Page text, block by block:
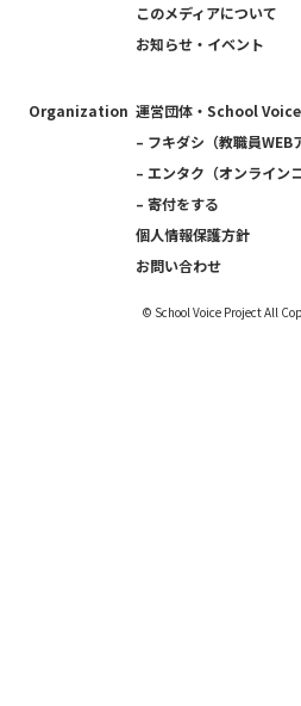
このメディアについて
お知らせ・イベント
Organization 運営団体・School
– フキダシ（教職員WEB
– エンタク（オンライン
– 寄付をする
個人情報保護方針
お問い合わせ
©︎ School Voice Project All